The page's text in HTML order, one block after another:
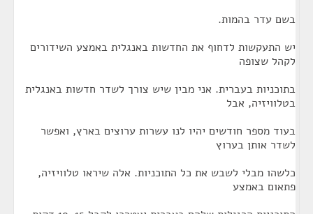
בשם עדר בהמות.
יש התעקשות לדחוף את החדשות באנגלית באמצע השידורים
לקהל שצופה
בתוכניות בעברית. אני מבין שיש צורך לשדר חדשות באנגלית
בטלוויזיה, אבל
בעוד מספר חודשים יהיו לנו עשרות ערוצים בארץ, ואפשר
לשדר אותן בערוץ
כלשהו מבלי לשבש את כל התוכניות. אלה שיראו טלוויזיה,
פתאום באמצע